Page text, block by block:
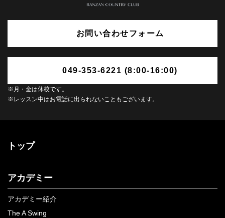
お問い合わせフォーム
049-353-6221 (8:00-16:00)
※月・金は休校です。
※レッスン中はお電話に出られないこともございます。
トップ
アカデミー
アカデミー紹介
The A Swing